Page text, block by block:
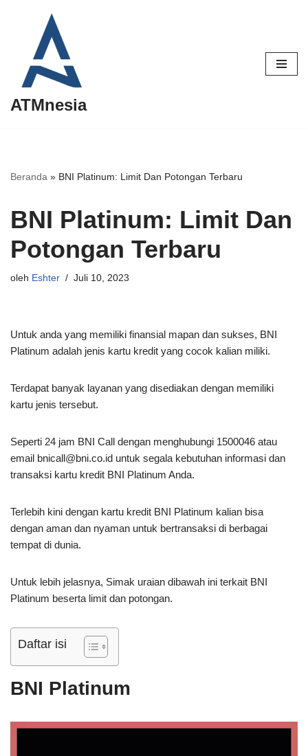
Lompat
konten
ATMnesia
Beranda » BNI Platinum: Limit Dan Potongan Terbaru
BNI Platinum: Limit Dan
Potongan Terbaru
oleh Eshter Juli 10, 2023
Untuk anda yang memiliki finansial mapan dan sukses, BNI
Platinum adalah jenis kartu kredit yang cocok kalian miliki.
Terdapat banyak layanan yang disediakan dengan memiliki
kartu jenis tersebut.
Seperti 24 jam BNI Call dengan menghubungi 1500046 atau
email bnicall@bni.co.id untuk segala kebutuhan informasi dan
transaksi kartu kredit BNI Platinum Anda.
Terlebih kini dengan kartu kredit BNI Platinum kalian bisa
dengan aman dan nyaman untuk bertransaksi di berbagai
tempat di dunia.
Untuk lebih jelasnya, Simak uraian dibawah ini terkait BNI
Platinum beserta limit dan potongan.
Daftar isi
BNI Platinum